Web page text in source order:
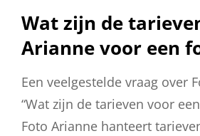
Wat zijn de
Arianne voor een
Een veelgestelde vraag over
“Wat zijn de tarieven voor
Foto Arianne hanteert